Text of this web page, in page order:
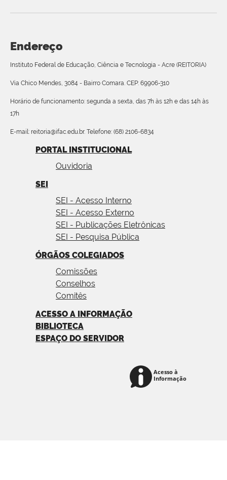
Endereço
Instituto Federal de Educação, Ciência e Tecnologia - Acre (REITORIA)
Via Chico Mendes, 3084 - Bairro Comara. CEP: 69906-310
Horário de funcionamento: segunda a sexta, das 7h às 12h e das 14h às
17h
E-mail: reitoria@ifac.edu.br. Telefone: (68) 2106-6834
PORTAL INSTITUCIONAL
Ouvidoria
SEI
SEI - Acesso Interno
SEI - Acesso Externo
SEI - Publicações Eletrônicas
SEI - Pesquisa Pública
ÓRGÃOS COLEGIADOS
Comissões
Conselhos
Comitês
ACESSO A INFORMAÇÃO
BIBLIOTECA
ESPAÇO DO SERVIDOR